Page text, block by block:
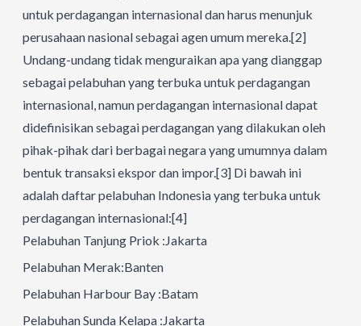
untuk perdagangan internasional dan harus menunjuk
perusahaan nasional sebagai agen umum mereka.[2]
Undang-undang tidak menguraikan apa yang dianggap
sebagai pelabuhan yang terbuka untuk perdagangan
internasional, namun perdagangan internasional dapat
didefinisikan sebagai perdagangan yang dilakukan oleh
pihak-pihak dari berbagai negara yang umumnya dalam
bentuk transaksi ekspor dan impor.[3] Di bawah ini
adalah daftar pelabuhan Indonesia yang terbuka untuk
perdagangan internasional:[4]
Pelabuhan Tanjung Priok :Jakarta
Pelabuhan Merak:Banten
Pelabuhan Harbour Bay :Batam
Pelabuhan Sunda Kelapa :Jakarta